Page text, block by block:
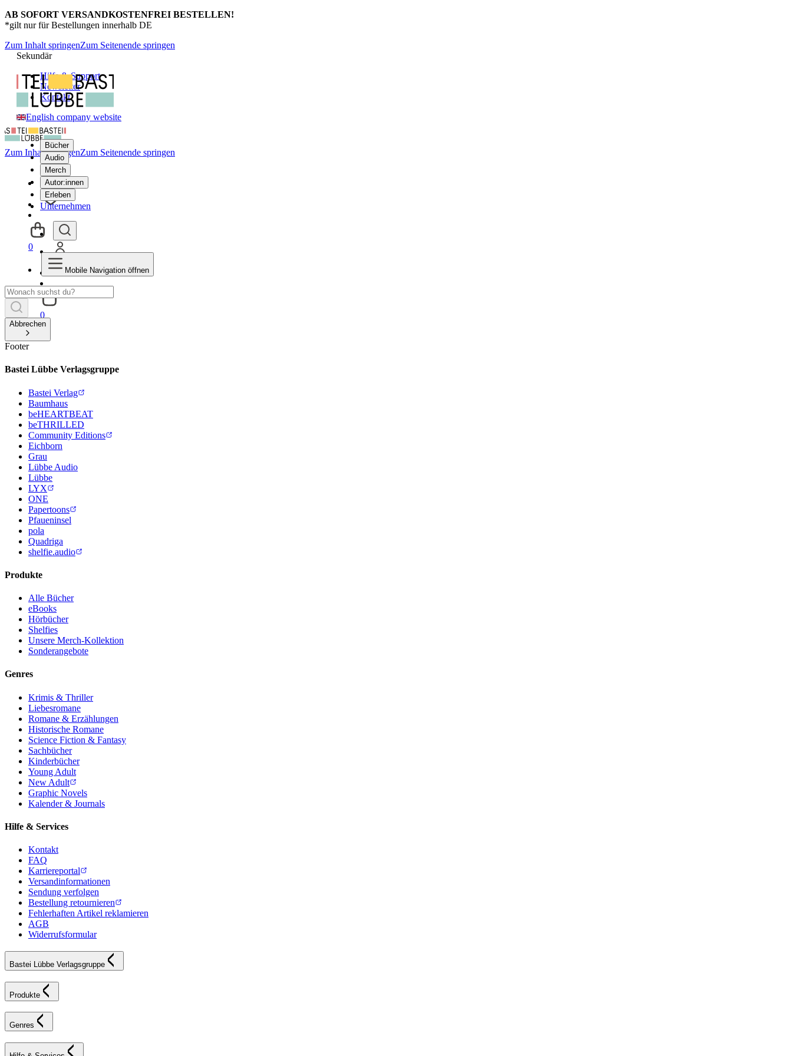
AB SOFORT VERSANDKOSTENFREI BESTELLEN!
*gilt nur für Bestellungen innerhalb DE
Zum Inhalt springenZum Seitenende springen
Sekundär
Hilfe & Support
Newsletter
Kontakt
English company website
Bücher
Audio
Merch
Autor:innen
Erleben
Unternehmen
0
Zum Inhalt springenZum Seitenende springen
0
Mobile Navigation öffnen
Abbrechen
Footer
Bastei Lübbe Verlagsgruppe
Bastei Verlag
Baumhaus
beHEARTBEAT
beTHRILLED
Community Editions
Eichborn
Grau
Lübbe Audio
Lübbe
LYX
ONE
Papertoons
Pfaueninsel
pola
Quadriga
shelfie.audio
Produkte
Alle Bücher
eBooks
Hörbücher
Shelfies
Unsere Merch-Kollektion
Sonderangebote
Genres
Krimis & Thriller
Liebesromane
Romane & Erzählungen
Historische Romane
Science Fiction & Fantasy
Sachbücher
Kinderbücher
Young Adult
New Adult
Graphic Novels
Kalender & Journals
Hilfe & Services
Kontakt
FAQ
Karriereportal
Versandinformationen
Sendung verfolgen
Bestellung retournieren
Fehlerhaften Artikel reklamieren
AGB
Widerrufsformular
Bastei Lübbe Verlagsgruppe
Produkte
Genres